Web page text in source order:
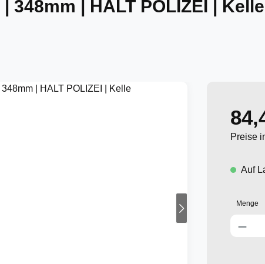
348mm | HALT POLIZEI | Kelle
Preise
Auf
Menge
Produkt